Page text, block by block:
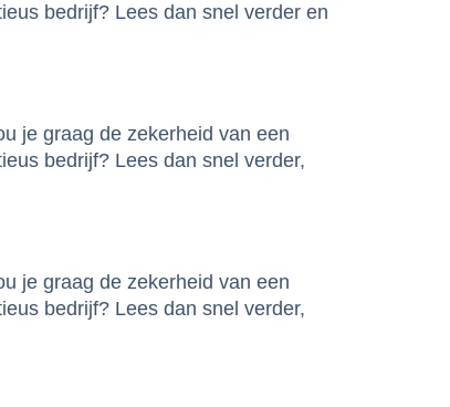
bedrijf? Lees dan snel verder en
je graag de zekerheid van een
bedrijf? Lees dan snel verder,
je graag de zekerheid van een
bedrijf? Lees dan snel verder,